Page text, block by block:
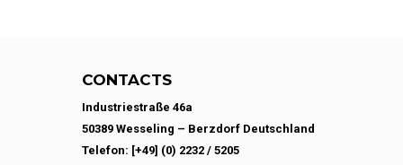
CONTACTS
Industriestraße 46a
50389 Wesseling – Berzdorf Deutschland
Telefon: [+49] (0) 2232 / 5205